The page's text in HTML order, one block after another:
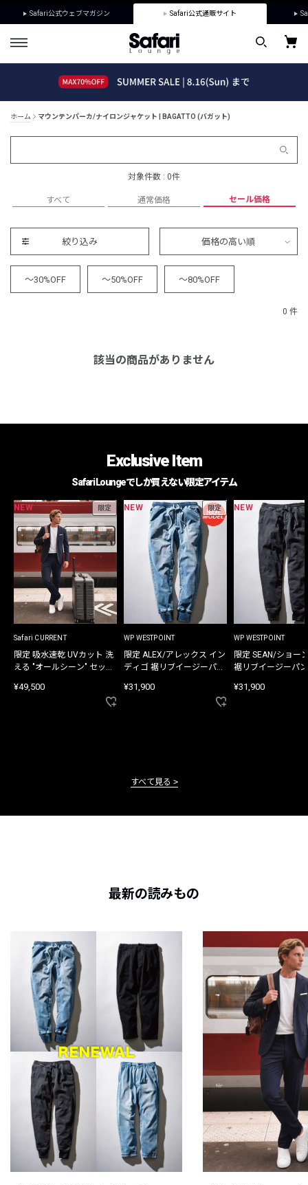
Safari公式ウェブマガジン Safari公式通販サイト
ホーム マウンテンパーカ/ナイロンジャケット | BAGATTO (バガット)
対象件数 : 0件
すべて 通常価格 セール価格
絞り込み 価格の高い順
～30%OFF ～50%OFF ～80%OFF
0 件
該当の商品がありません
Exclusive Item
Safari Loungeでしか買えない限定アイテム
NEW 限定
Safari CURRENT
限定 吸水速乾 UVカット 洗
える "オールシーン" セット
¥49,500
NEW 限定
WP WESTPOINT
限定 ALEX/アレックス イン
ディゴ 裾リブイージーパン
¥31,900
NEW
WP WESTPOINT
限定 SEAN/ショー
裾リブイージーパ
¥31,900
すべて見る
最新の読みもの